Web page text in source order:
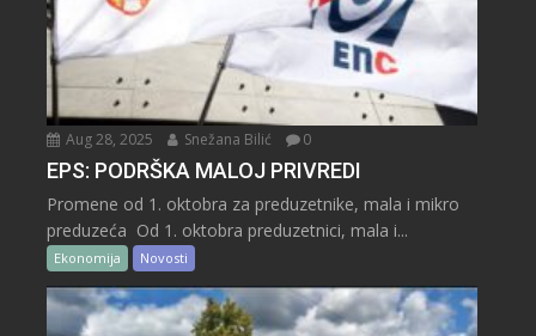
Aug 28, 2025 Snežana Bilić 0
EPS: PODRŠKA MALOJ PRIVREDI
Promene od 1. oktobra za preduzetnike, mala i mikro
preduzeća Od 1. oktobra preduzetnici, mala i...
Ekonomija Novosti